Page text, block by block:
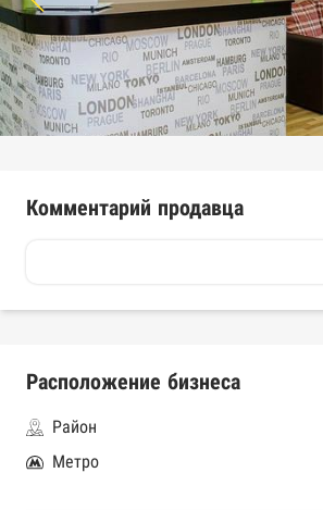
Комментарий продавца
Расположение бизнеса
Район
Метро